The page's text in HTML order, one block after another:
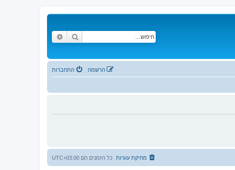
חיפוש
התחברות הרשמה
כל הזמנים הם UTC+03:00 מחיקת עוגיות